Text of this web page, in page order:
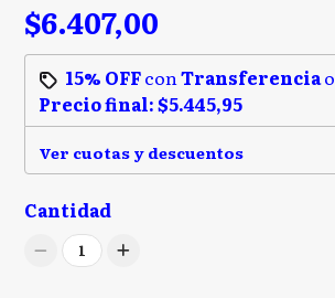
$6.407,00
15% OFFconTransferenciao
Precio final:$5.445,95
Ver cuotas y descuentos
Cantidad
1